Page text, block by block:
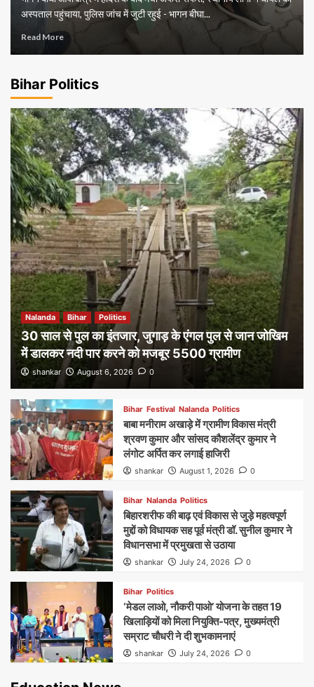
अस्पताल पहुंचाया, पुलिस जांच में जुटी रहुई - भागन बीघा...
Read More
Bihar Politics
Nalanda Bihar Politics
30 साल से पुल का इंतजार, जुगाड़ के एंगल पुल से जान जोखिम
में डालकर नदी पार करने को मजबूर 5500 ग्रामीण
shankar August 6, 2026 0
Bihar Festival Nalanda Politics
बाबा मनीराम अखाड़े में ग्रामीण विकास मंत्री
श्रवण कुमार और सांसद कौशलेंद्र कुमार ने
लंगोट अर्पित कर लगाई हाजिरी
shankar August 1, 2026 0
Bihar Nalanda Politics
बिहारशरीफ की बाढ़ एवं विकास से जुड़े महत्वपूर्ण
मुद्दों को विधायक सह पूर्व मंत्री डॉ. सुनील कुमार ने
विधानसभा में प्रमुखता से उठाया
shankar July 24, 2026 0
Bihar Politics
‘मेडल लाओ, नौकरी पाओ’ योजना के तहत 19
खिलाड़ियों को मिला नियुक्ति-पत्र, मुख्यमंत्री
सम्राट चौधरी ने दी शुभकामनाएं
shankar July 24, 2026 0